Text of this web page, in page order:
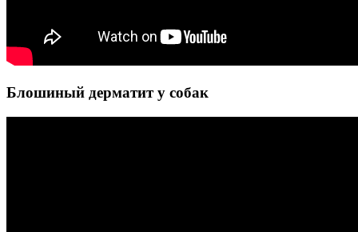
Блошиный дерматит у собак